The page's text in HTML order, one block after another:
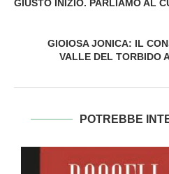
GIUSTO INIZIO. PARLIAMO AL
GIOIOSA JONICA: IL
VALLE DEL TORBIDO
POTREBBE